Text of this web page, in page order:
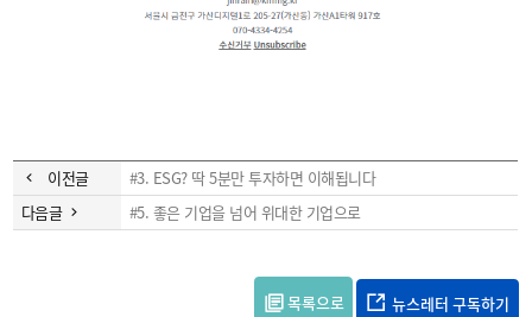
이전글
#3. ESG? 딱 5분만 투자하면 이해됩니다
다음글
#5. 좋은 기업을 넘어 위대한 기업으로
목록으로 뉴스레터 구독하기